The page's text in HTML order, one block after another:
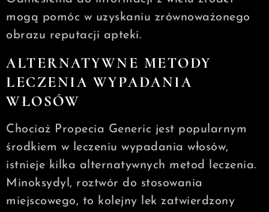
mogą pomóc w uzyskaniu zrównoważonego
obrazu reputacji apteki.
ALTERNATYWNE METODY
LECZENIA WYPADANIA
WŁOSÓW
Chociaż Propecia Generic jest popularnym
środkiem w leczeniu wypadania włosów,
istnieje kilka alternatywnych metod leczenia.
Minoksydyl, roztwór do stosowania
miejscowego, to kolejny lek zatwierdzony